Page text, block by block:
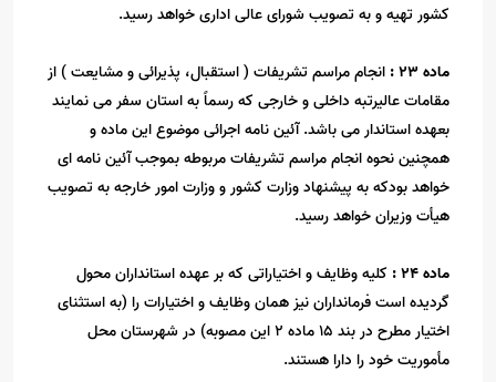
کشور تهیه و به تصویب شورای عالی اداری خواهد رسید.
ماده 23
: انجام مراسم تشریفات ( استقبال، پذیرائی و مشایعت ) از
مقامات عالیرتبه داخلی و خارجی که رسماً به استان سفر می نمایند
بعهده استاندار می باشد. آئین نامه اجرائی موضوع این ماده و
همچنین نحوه انجام مراسم تشریفات مربوطه بموجب آئین نامه ای
خواهد بودکه به پیشنهاد وزارت کشور و وزارت امور خارجه به تصویب
هیأت وزیران خواهد رسید.
ماده24
: کلیه وظایف و اختیاراتی که بر عهده استانداران محول
گردیده است فرمانداران نیز همان وظایف و اختیارات را (به استثنای
اختیار مطرح در بند 15ماده 2این مصوبه) در شهرستان محل
مأموریت خود را دارا هستند.